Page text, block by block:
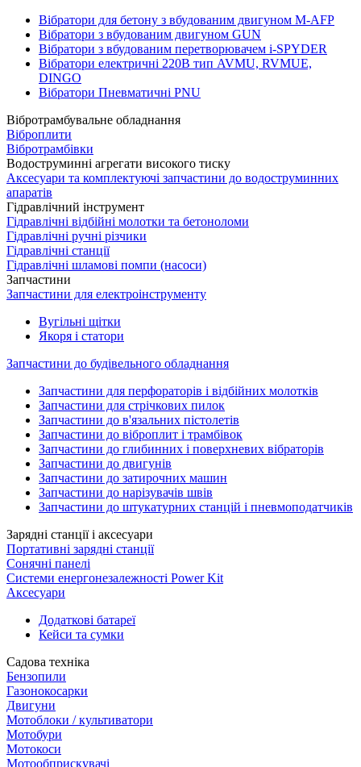
Вібратори для бетону з вбудованим двигуном M-AFP
Вібратори з вбудованим двигуном GUN
Вібратори з вбудованим перетворювачем i-SPYDER
Вібратори електричні 220B тип AVMU, RVMUE,
DINGO
Вібратори Пневматичні PNU
Вібротрамбувальне обладнання
Віброплити
Вібротрамбівки
Водоструминні агрегати високого тиску
Аксесуари та комплектуючі запчастини до водоструминних
апаратів
Гідравлічний інструмент
Гідравлічні відбійні молотки та бетоноломи
Гідравлічні ручні різчики
Гідравлічні станції
Гідравлічні шламові помпи (насоси)
Запчастини
Запчастини для електроінструменту
Вугільні щітки
Якоря і статори
Запчастини до будівельного обладнання
Запчастини для перфораторів і відбійних молотків
Запчастини для стрічкових пилок
Запчастини до в'язальних пістолетів
Запчастини до віброплит і трамбівок
Запчастини до глибинних і поверхневих вібраторів
Запчастини до двигунів
Запчастини до затирочних машин
Запчастини до нарізувачів швів
Запчастини до штукатурних станцій і пневмоподатчиків
Зарядні станції і аксесуари
Портативні зарядні станції
Сонячні панелі
Системи енергонезалежності Power Kit
Аксесуари
Додаткові батареї
Кейси та сумки
Садова техніка
Бензопили
Газонокосарки
Двигуни
Мотоблоки / культиватори
Мотобури
Мотокоси
Мотообприскувачі